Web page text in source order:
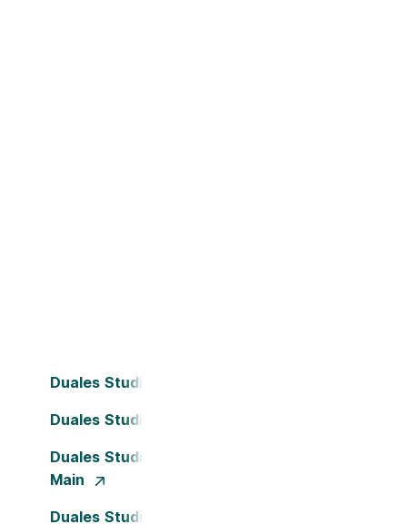
Duales Studium Bielefeld
Duales Studium Dortmund
Duales Studium Frankfurt am
Main
Duales Studium Köln